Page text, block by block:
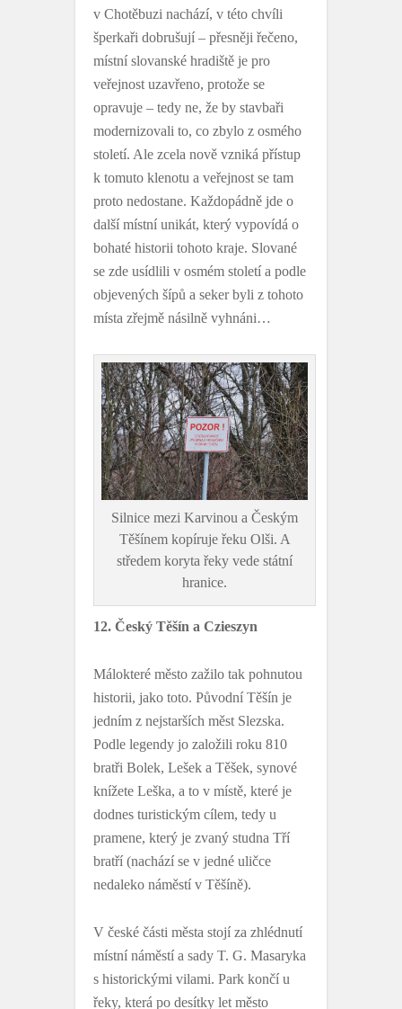
v Chotěbuzi nachází, v této chvíli
šperkaři dobrušují – přesněji řečeno,
místní slovanské hradiště je pro
veřejnost uzavřeno, protože se
opravuje – tedy ne, že by stavbaři
modernizovali to, co zbylo z osmého
století. Ale zcela nově vzniká přístup
k tomuto klenotu a veřejnost se tam
proto nedostane. Každopádně jde o
další místní unikát, který vypovídá o
bohaté historii tohoto kraje. Slované
se zde usídlili v osmém století a podle
objevených šípů a seker byli z tohoto
místa zřejmě násilně vyhnáni…
Silnice mezi Karvinou a Českým
Těšínem kopíruje řeku Olši. A
středem koryta řeky vede státní
hranice.
12. Český Těšín a Czieszyn
Málokteré město zažilo tak pohnutou
historii, jako toto. Původní Těšín je
jedním z nejstarších měst Slezska.
Podle legendy jo založili roku 810
bratři Bolek, Lešek a Těšek, synové
knížete Leška, a to v místě, které je
dodnes turistickým cílem, tedy u
pramene, který je zvaný studna Tří
bratří (nachází se v jedné uličce
nedaleko náměstí v Těšíně).
V české části města stojí za zhlédnutí
místní náměstí a sady T. G. Masaryka
s historickými vilami. Park končí u
řeky, která po desítky let město